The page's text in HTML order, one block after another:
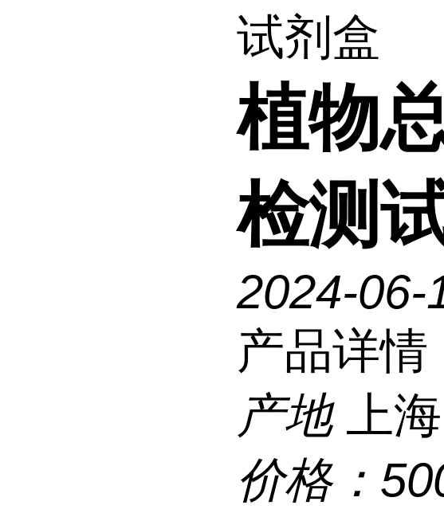
试剂盒
植物
检测
2024-06-
产品详情
产地 上海
价格：